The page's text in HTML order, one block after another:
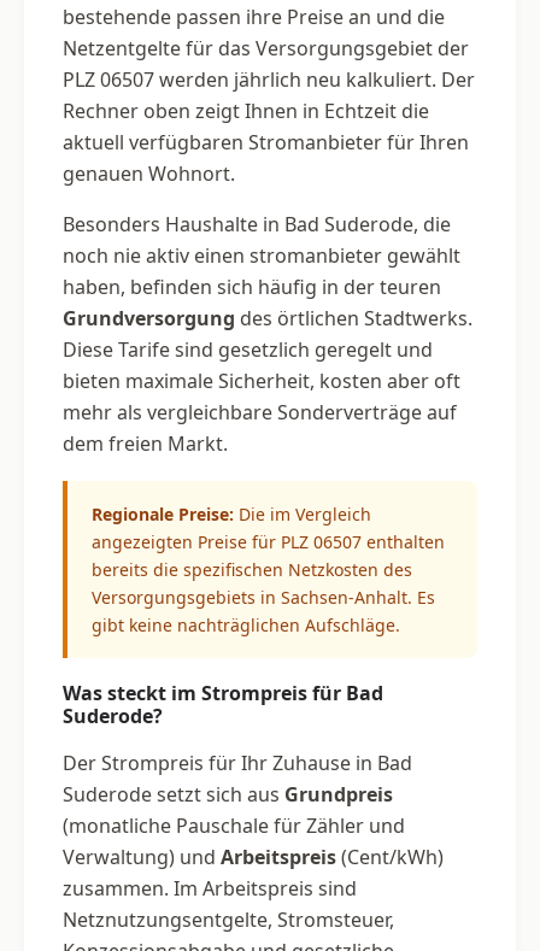
bestehende passen ihre Preise an und die
Netzentgelte für das Versorgungsgebiet der
PLZ 06507 werden jährlich neu kalkuliert. Der
Rechner oben zeigt Ihnen in Echtzeit die
aktuell verfügbaren Stromanbieter für Ihren
genauen Wohnort.
Besonders Haushalte in Bad Suderode, die
noch nie aktiv einen stromanbieter gewählt
haben, befinden sich häufig in der teuren
Grundversorgung des örtlichen Stadtwerks.
Diese Tarife sind gesetzlich geregelt und
bieten maximale Sicherheit, kosten aber oft
mehr als vergleichbare Sonderverträge auf
dem freien Markt.
Regionale Preise: Die im Vergleich
angezeigten Preise für PLZ 06507 enthalten
bereits die spezifischen Netzkosten des
Versorgungsgebiets in Sachsen-Anhalt. Es
gibt keine nachträglichen Aufschläge.
Was steckt im Strompreis für Bad
Suderode?
Der Strompreis für Ihr Zuhause in Bad
Suderode setzt sich aus Grundpreis
(monatliche Pauschale für Zähler und
Verwaltung) und Arbeitspreis(Cent/kWh)
zusammen. Im Arbeitspreis sind
Netznutzungsentgelte, Stromsteuer,